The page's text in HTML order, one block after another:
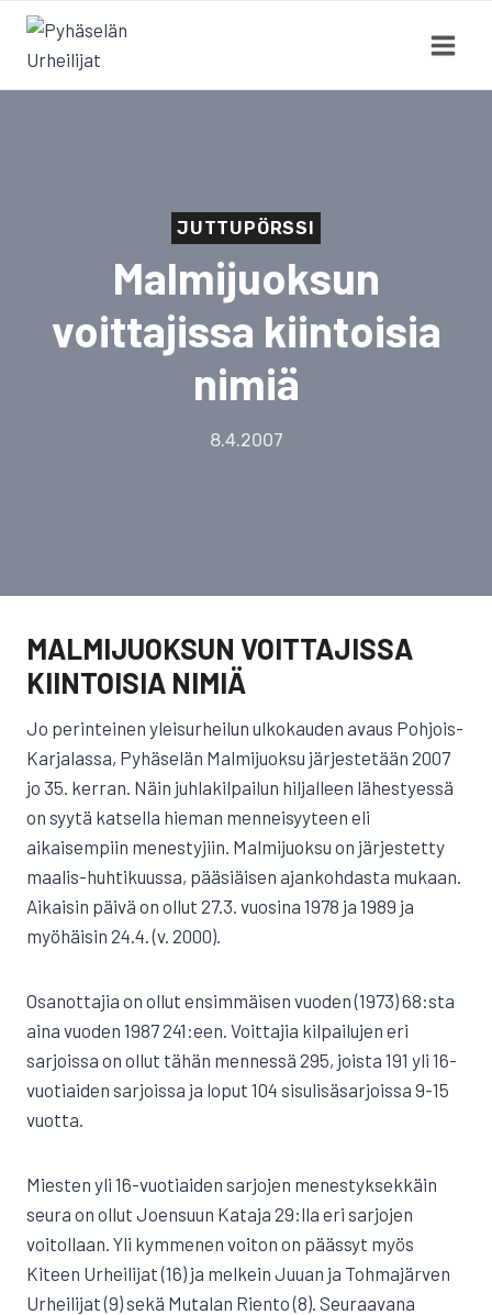
Siirry
sisältöön
JUTTUPÖRSSI
Malmijuoksun
voittajissa kiintoisia
nimiä
8.4.2007
MALMIJUOKSUN VOITTAJISSA
KIINTOISIA NIMIÄ
Jo perinteinen yleisurheilun ulkokauden avaus Pohjois-
Karjalassa, Pyhäselän Malmijuoksu järjestetään 2007
jo 35. kerran. Näin juhlakilpailun hiljalleen lähestyessä
on syytä katsella hieman menneisyyteen eli
aikaisempiin menestyjiin. Malmijuoksu on järjestetty
maalis-huhtikuussa, pääsiäisen ajankohdasta mukaan.
Aikaisin päivä on ollut 27.3. vuosina 1978 ja 1989 ja
myöhäisin 24.4. (v. 2000).
Osanottajia on ollut ensimmäisen vuoden (1973) 68:sta
aina vuoden 1987 241:een. Voittajia kilpailujen eri
sarjoissa on ollut tähän mennessä 295, joista 191 yli 16-
vuotiaiden sarjoissa ja loput 104 sisulisäsarjoissa 9-15
vuotta.
Miesten yli 16-vuotiaiden sarjojen menestyksekkäin
seura on ollut Joensuun Kataja 29:lla eri sarjojen
voitollaan. Yli kymmenen voiton on päässyt myös
Kiteen Urheilijat (16) ja melkein Juuan ja Tohmajärven
Urheilijat (9) sekä Mutalan Riento (8). Seuraavana